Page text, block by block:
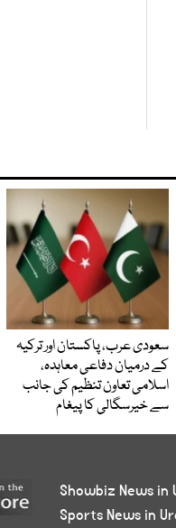
سعودی عرب، پاکستان اور ترکیہ
کے درمیان دفاعی معاہدہ،
اسلامی تعاون تنظیم کی جانب
سے خیرسگالی کا پیغام
Showbiz News in
Sports News in